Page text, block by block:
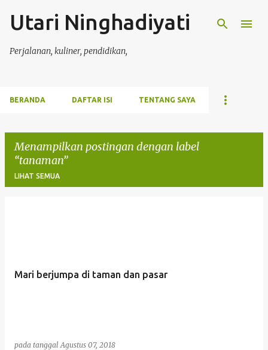
Langsung ke konten utama
Utari Ninghadiyati
Perjalanan, kuliner, pendidikan,
BERANDA DAFTAR ISI TENTANG SAYA
Menampilkan postingan dengan label
tanaman
LIHAT SEMUA
Mari berjumpa di taman dan pasar
pada tanggalAgustus 07, 2018